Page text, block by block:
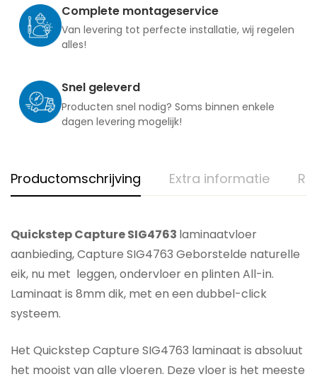
Complete montageservice
Van levering tot perfecte installatie, wij regelen
alles!
Snel geleverd
Producten snel nodig? Soms binnen enkele
dagen levering mogelijk!
Productomschrijving Extra informatie
Quickstep Capture SIG4763 laminaatvloer
aanbieding, Capture SIG4763 Geborstelde naturelle
eik, nu met leggen, ondervloer en plinten All-in.
Laminaat is 8mm dik, met en een dubbel-click
systeem.
Het Quickstep Capture SIG4763 laminaat is absoluut
het mooist van alle vloeren. Deze vloer is het meeste